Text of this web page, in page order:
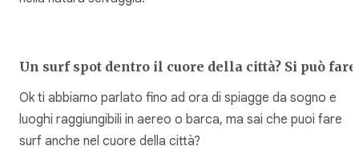
Un surf spot dentro il cuore della città? Si può fare
Ok ti abbiamo parlato fino ad ora di spiagge da sogno e
luoghi raggiungibili in aereo o barca, ma sai che puoi fare
surf anche nel cuore della città?